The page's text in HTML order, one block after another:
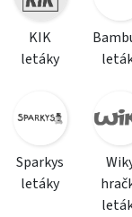
KIK
letáky
Sparkys
letáky